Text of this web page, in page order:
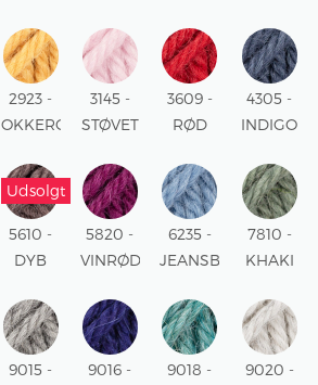
MIX
2923 -
OKKERGUL
3145 -
STØVET
UNI
3609 -
RØD
4305 -
INDIGO
UNI
Udsolgt
5610 -
DYB
UNI
5820 -
VINRØD
6235 -
JEANSBLÅ
7810 -
KHAKI
9015 -
9016 -
9018 -
9020 -